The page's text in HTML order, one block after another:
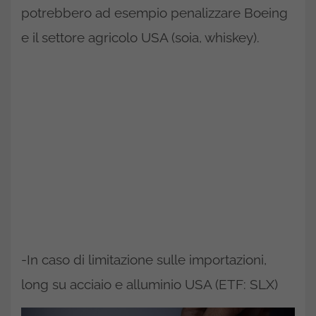
potrebbero ad esempio penalizzare Boeing
e il settore agricolo USA (soia, whiskey).
-In caso di limitazione sulle importazioni,
long su acciaio e alluminio USA (ETF: SLX)